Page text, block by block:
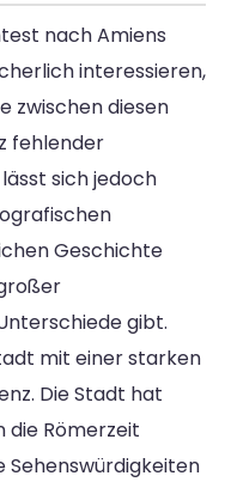
nach Amiens
interessieren,
zwischen diesen
fehlender
sich jedoch
Geschichte
gibt.
mit einer starken
Die Stadt hat
die Römerzeit
Sehenswürdigkeiten